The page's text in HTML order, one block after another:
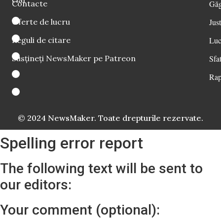
Contacte
Oferte de lucru
Reguli de citare
Susțineți NewsMaker pe Patreon
© 2024 NewsMaker. Toate drepturile rezervate.
Spelling error report
The following text will be sent to
our editors:
Your comment (optional):